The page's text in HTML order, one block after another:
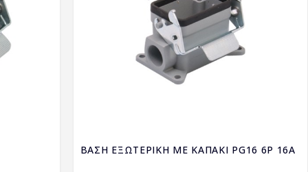
ΒΑΣΗ ΕΞΩΤΕΡΙΚΗ ΜΕ ΚΑΠΑΚΙ PG16 6P 16A